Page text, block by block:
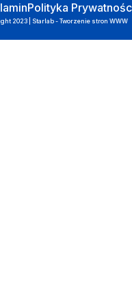
Polityka
2023 | Starlab - Tworzenie stron WWW